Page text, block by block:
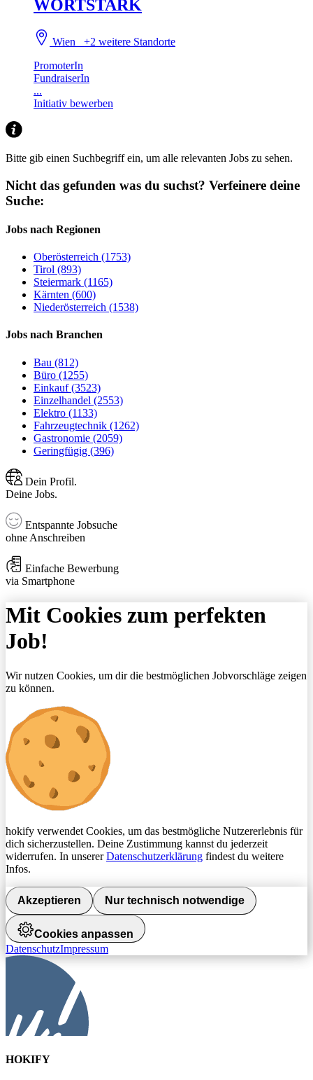
WORTSTARK
Wien+2 weitere Standorte
PromoterIn
FundraiserIn
...
Initiativ bewerben
Bitte gib einen Suchbegriff ein, um alle relevanten Jobs zu sehen.
Nicht das gefunden was du suchst? Verfeinere deine
Suche:
Jobs nach Regionen
Oberösterreich (1753)
Tirol (893)
Steiermark (1165)
Kärnten (600)
Niederösterreich (1538)
Jobs nach Branchen
Bau (812)
Büro (1255)
Einkauf (3523)
Einzelhandel (2553)
Elektro (1133)
Fahrzeugtechnik (1262)
Gastronomie (2059)
Geringfügig (396)
Dein Profil.
Deine Jobs.
Entspannte Jobsuche
ohne Anschreiben
Einfache Bewerbung
via Smartphone
Mit Cookies zum perfekten
Job!
Wir nutzen Cookies, um dir die bestmöglichen Jobvorschläge zeigen
zu können.
hokify verwendet Cookies, um das bestmögliche Nutzererlebnis für
dich sicherzustellen. Deine Zustimmung kannst du jederzeit
widerrufen. In unsererDatenschutzerklärung findest du weitere
Infos.
Akzeptieren Nur technisch notwendige
Cookies anpassen
DatenschutzImpressum
HOKIFY